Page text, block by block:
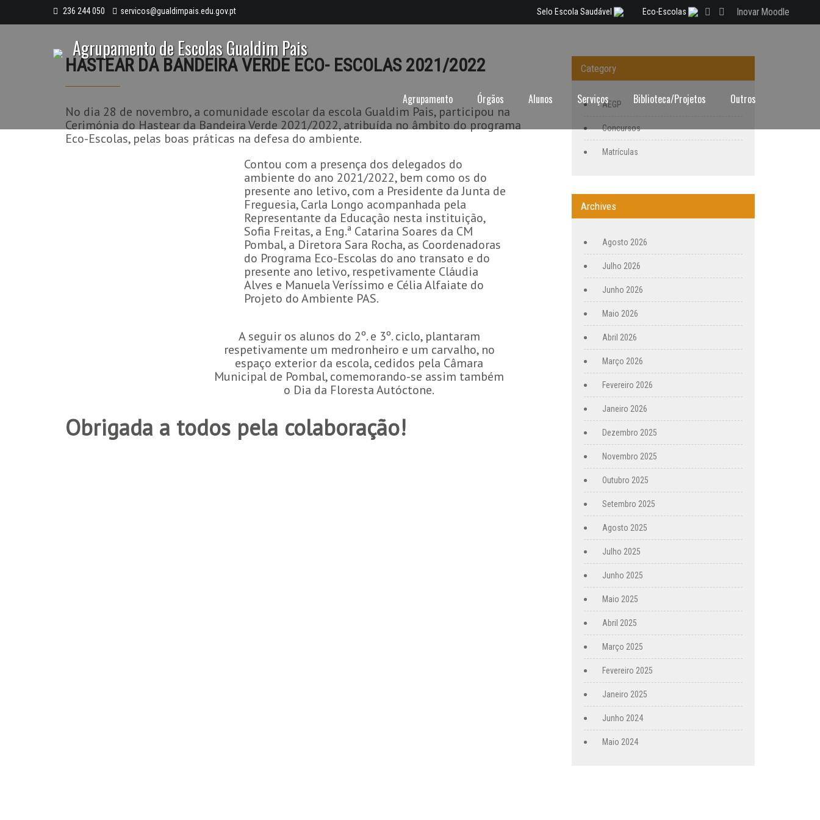
236 244 050 servicos@gualdimpais.edu.gov.pt Selo Escola Saudável Eco-Escolas InovarMoodle
Agrupamento de Escolas Gualdim Pais
Agrupamento Órgãos Alunos Serviços Biblioteca/Projetos Outros
HASTEAR DA BANDEIRA VERDE ECO- ESCOLAS 2021/2022
No dia 28 de novembro, a comunidade escolar da escola Gualdim Pais, participou na
Cerimónia do Hastear da Bandeira Verde 2021/2022, atribuída no âmbito do programa
Eco-Escolas, pelas boas práticas na defesa do ambiente.
Contou com a presença dos delegados do
ambiente do ano 2021/2022, bem como os do
presente ano letivo, com a Presidente da Junta de
Freguesia, Carla Longo acompanhada pela
Representante da Educação nesta instituição,
Sofia Freitas, a Eng.ª Catarina Soares da CM
Pombal, a Diretora Sara Rocha, as Coordenadoras
do Programa Eco-Escolas do ano transato e do
presente ano letivo, respetivamente Cláudia
Alves e Manuela Veríssimo e Célia Alfaiate do
Projeto do Ambiente PAS.
A seguir os alunos do 2º. e 3º. ciclo, plantaram
respetivamente um medronheiro e um carvalho, no
espaço exterior da escola, cedidos pela Câmara
Municipal de Pombal, comemorando-se assim também
o Dia da Floresta Autóctone.
Obrigada a todos pela colaboração!
Category
AEGP
Concursos
Matrículas
Archives
Agosto 2026
Julho 2026
Junho 2026
Maio 2026
Abril 2026
Março 2026
Fevereiro 2026
Janeiro 2026
Dezembro 2025
Novembro 2025
Outubro 2025
Setembro 2025
Agosto 2025
Julho 2025
Junho 2025
Maio 2025
Abril 2025
Março 2025
Fevereiro 2025
Janeiro 2025
Junho 2024
Maio 2024